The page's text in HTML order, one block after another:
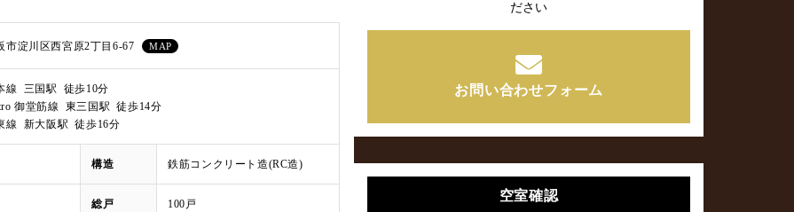
市淀川区西宮原2丁目6-67 MAP
線 三国駅 徒歩10分
御堂筋線 東三国駅 徒歩14分
線 新大阪駅 徒歩16分
構造 鉄筋コンクリート造(RC造)
総戸 100戸
ださい
お問い合わせフォーム
空室確認